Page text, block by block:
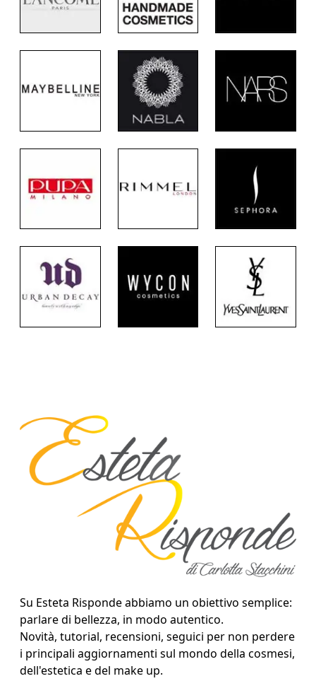
Su Esteta Risponde abbiamo un obiettivo semplice:
parlare di bellezza, in modo autentico.
Novità, tutorial, recensioni, seguici per non perdere
i principali aggiornamenti sul mondo della cosmesi,
dell'estetica e del make up.